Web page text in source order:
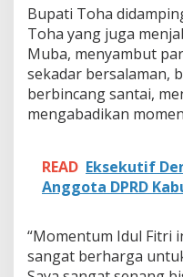
u
a
P
e
n
u
h
a
k
b
a
n
Bupati Toha
Toha yang juga
Muba, menyambut
sekadar bersalaman,
berbincang santai,
mengabadikan
READ Eksekutif
Anggota DPRD
“Momentum Idul Fitri
sangat berharga